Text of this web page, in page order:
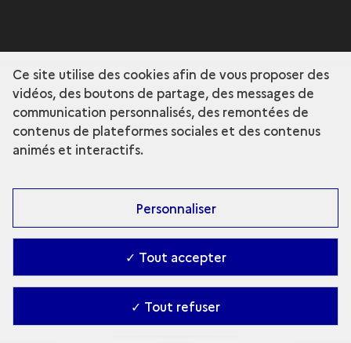
Ce site utilise des cookies afin de vous proposer des
vidéos, des boutons de partage, des messages de
communication personnalisés, des remontées de
contenus de plateformes sociales et des contenus
animés et interactifs.
Personnaliser
✓ Tout accepter
✓ Tout refuser